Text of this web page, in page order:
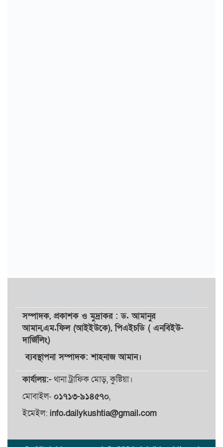
সম্পাদক, প্রকাশকওমুদ্রাকর: ড. আমানুর
আমান,এম.ফিল (আইইউকে), পিএইচডি ( এনবিইউ-
দার্জিলিং)
ব্যবস্থাপনা সম্পাদক: শাহনাজ আমান।
কার্যালয়:-থানা ট্রাফিক মোড়, কুষ্টিয়া।
মোবাইল- ০১৭১৩-৯১৪৫৭০,
ইমেইল: info.dailykushtia@gmail.com